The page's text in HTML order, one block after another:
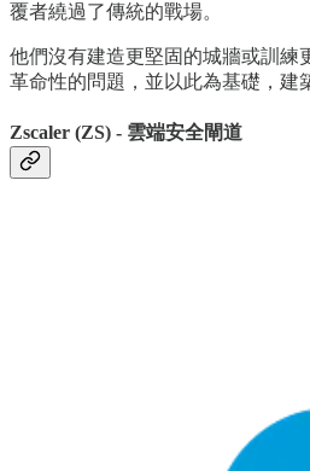
覆者繞過了傳統的戰場。
他們沒有建造更堅固的城牆或訓練
革命性的問題，並以此為基礎，建
Zscaler (ZS) - 雲端安全閘道